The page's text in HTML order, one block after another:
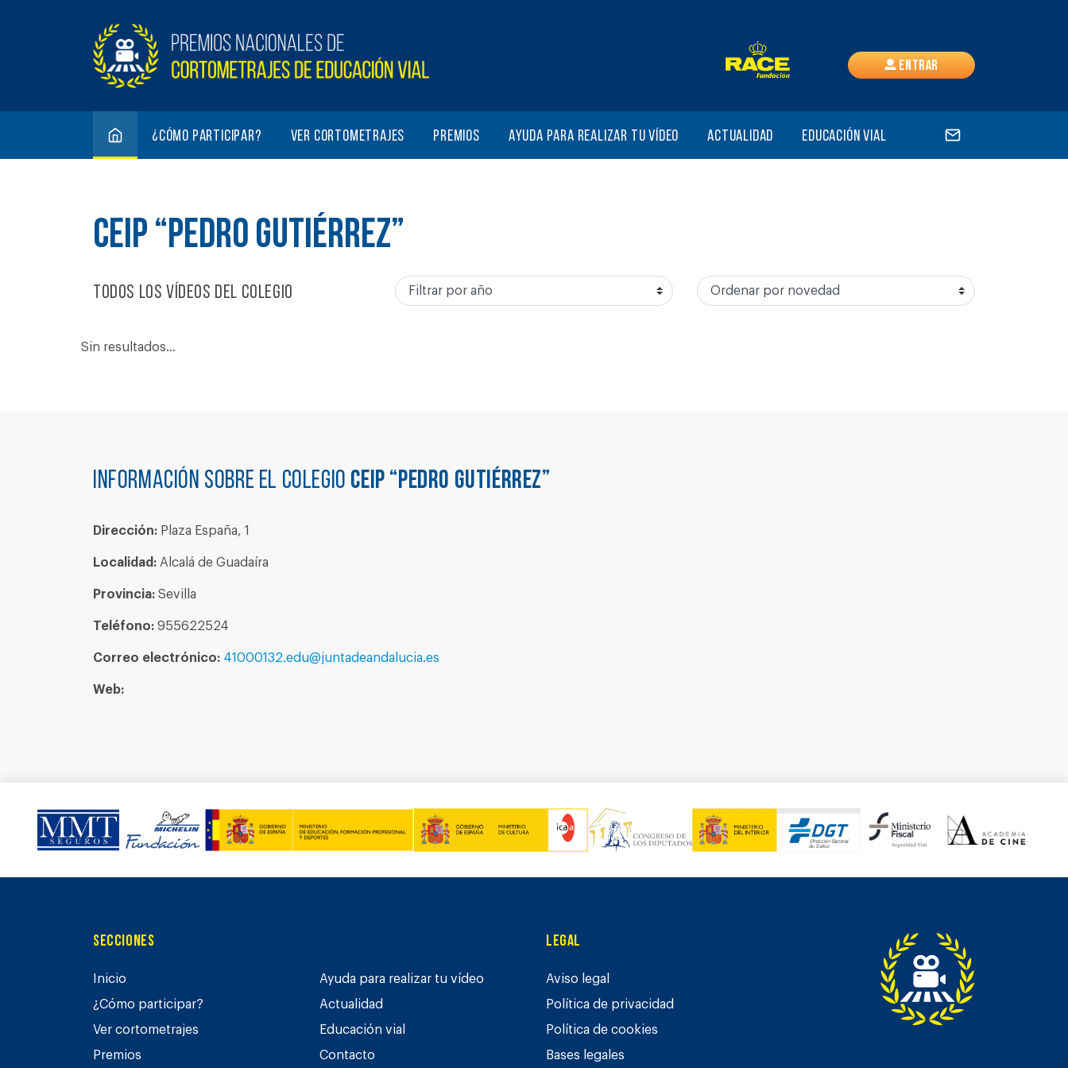
Entrar
¿Cómo participar? Ver cortometrajes Premios Ayuda para realizar tu vídeo Actualidad Educación vial
CEIP “PEDRO GUTIÉRREZ”
Todos los vídeos del colegio
Sin resultados...
Información sobre el colegio CEIP “PEDRO GUTIÉRREZ”
Dirección: Plaza España, 1
Localidad: Alcalá de Guadaíra
Provincia: Sevilla
Teléfono: 955622524
Correo electrónico: 41000132.edu@juntadeandalucia.es
Web:
Secciones
Inicio
¿Cómo participar?
Ver cortometrajes
Premios
Ayuda para realizar tu vídeo
Actualidad
Educación vial
Contacto
Legal
Aviso legal
Política de privacidad
Política de cookies
Bases legales